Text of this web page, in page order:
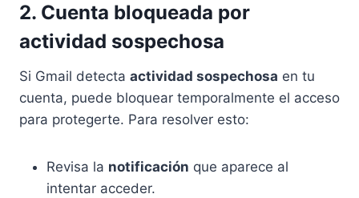
2. Cuenta bloqueada por
actividad sospechosa
Si Gmail detecta actividad sospechosa en tu
cuenta, puede bloquear temporalmente el acceso
para protegerte. Para resolver esto:
Revisa la notificación que aparece al
intentar acceder.